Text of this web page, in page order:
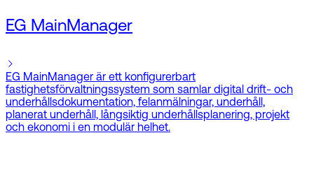
EG MainManager
EG MainManager är ett konfigurerbart
fastighetsförvaltningssystem som samlar digital drift- och
underhållsdokumentation, felanmälningar, underhåll,
planerat underhåll, långsiktig underhållsplanering, projekt
och ekonomi i en modulär helhet.